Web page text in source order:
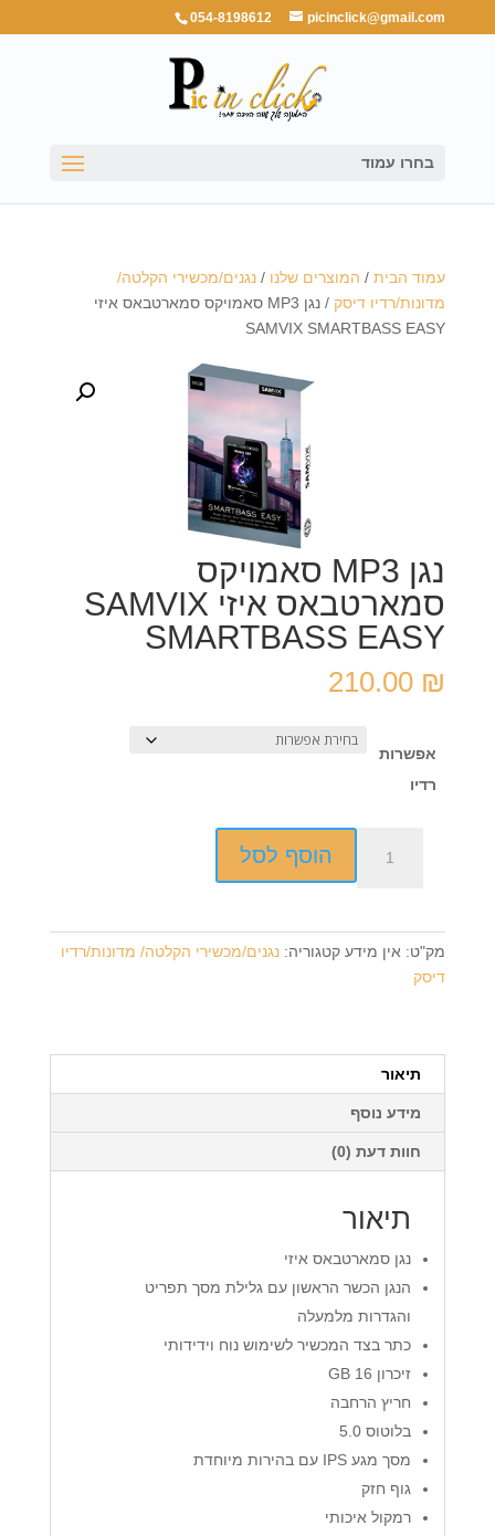
054-8198612 picinclick@gmail.com
בחרו עמוד
עמוד הבית/ המוצרים שלנו / נגנים/מכשירי הקלטה/
מדונות/רדיו דיסק
/ נגן MP3 סאמויקס סמארטבאס איזי
SAMVIX SMARTBASS EASY
נגן MP3 סאמויקס
סמארטבאס איזי SAMVIX
SMARTBASS EASY
210.00 ₪
אפשרות
רדיו
סמארטבאס
איזי
EASY
הוסף לסל
מק"ט: אין מידע קטגוריה: נגנים/מכשירי הקלטה/ מדונות/רדיו
דיסק
תיאור
מידע נוסף
חוות דעת (0)
תיאור
נגן סמארטבאס איזי
הנגן הכשר הראשון עם גלילת מסך תפריט
והגדרות מלמעלה
כתר בצד המכשיר לשימוש נוח וידידותי
זיכרון 16 GB
חריץ הרחבה
בלוטוס 5.0
מסך מגע IPS עם בהירות מיוחדת
גוף חזק
רמקול איכותי